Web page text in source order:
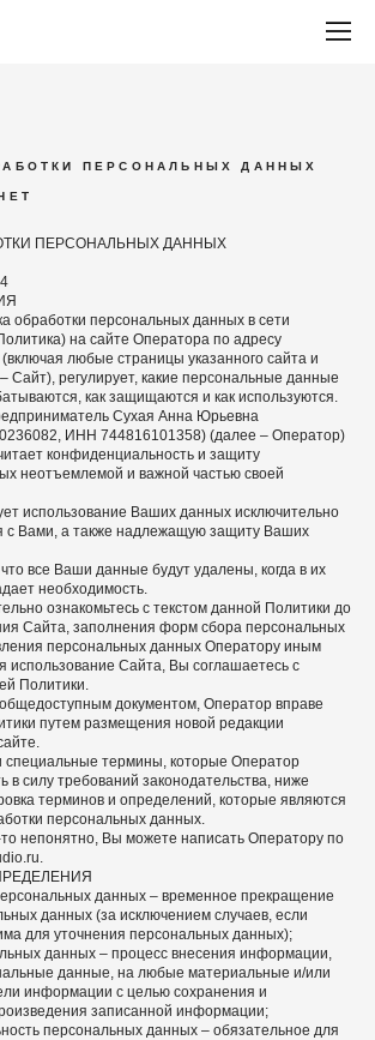
ПЕРСОНАЛЬНЫХ ДАННЫХ
ПЕРСОНАЛЬНЫХ ДАННЫХ
обработки персональных данных в сети
на сайте Оператора по адресу
любые страницы указанного сайта и
Сайт), регулирует, какие персональные данные
как защищаются и как используются.
Сухая Анна Юрьевна
ИНН 744816101358) (далее – Оператор)
конфиденциальность и защиту
неотъемлемой и важной частью своей
использование Ваших данных исключительно
с Вами, а также надлежащую защиту Ваших
все Ваши данные будут удалены, когда в их
необходимость.
ознакомьтесь с текстом данной Политики до
Сайта, заполнения форм сбора персональных
персональных данных Оператору иным
использование Сайта, Вы соглашаетесь с
Политики.
документом, Оператор вправе
путем размещения новой редакции
термины, которые Оператор
в силу требований законодательства, ниже
терминов и определений, которые являются
персональных данных.
непонятно, Вы можете написать Оператору по
данных – временное прекращение
данных (за исключением случаев, если
для уточнения персональных данных);
данных – процесс внесения информации,
данные, на любые материальные и/или
информации с целью сохранения и
записанной информации;
персональных данных – обязательное для